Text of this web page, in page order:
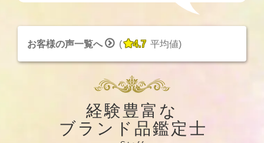
お客様の声一覧へ  (4.7 平均値)
経験豊富な
ブランド品鑑定士